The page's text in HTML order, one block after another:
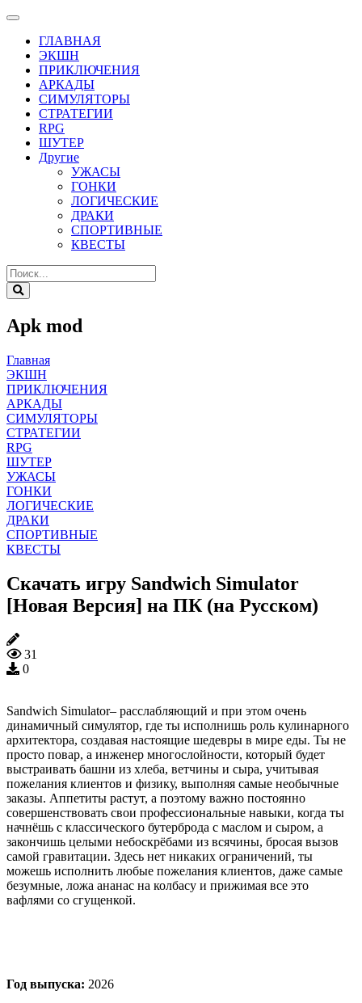
ГЛАВНАЯ
ЭКШН
ПРИКЛЮЧЕНИЯ
АРКАДЫ
СИМУЛЯТОРЫ
СТРАТЕГИИ
RPG
ШУТЕР
Другие
УЖАСЫ
ГОНКИ
ЛОГИЧЕСКИЕ
ДРАКИ
СПОРТИВНЫЕ
КВЕСТЫ
Apk mod
Главная
ЭКШН
ПРИКЛЮЧЕНИЯ
АРКАДЫ
СИМУЛЯТОРЫ
СТРАТЕГИИ
RPG
ШУТЕР
УЖАСЫ
ГОНКИ
ЛОГИЧЕСКИЕ
ДРАКИ
СПОРТИВНЫЕ
КВЕСТЫ
Скачать игру Sandwich Simulator
[Новая Версия] на ПК (на Русском)
31
0
Sandwich Simulator– расслабляющий и при этом очень
динамичный симулятор, где ты исполнишь роль кулинарного
архитектора, создавая настоящие шедевры в мире еды. Ты не
просто повар, а инженер многослойности, который будет
выстраивать башни из хлеба, ветчины и сыра, учитывая
пожелания клиентов и физику, выполняя самые необычные
заказы. Аппетиты растут, а поэтому важно постоянно
совершенствовать свои профессиональные навыки, когда ты
начнёшь с классического бутерброда с маслом и сыром, а
закончишь целыми небоскрёбами из всячины, бросая вызов
самой гравитации. Здесь нет никаких ограничений, ты
можешь исполнить любые пожелания клиентов, даже самые
безумные, ложа ананас на колбасу и прижимая все это
вафлями со сгущенкой.
Год выпуска: 2026